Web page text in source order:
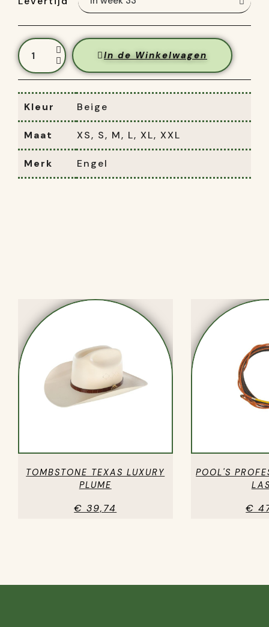
In de Winkelwagen
Kleur Beige
Maat XS, S, M, L, XL, XXL
Merk Engel
TOMBSTONE TEXAS LUXURY
PLUME
€ 39,74
POOL'S
€